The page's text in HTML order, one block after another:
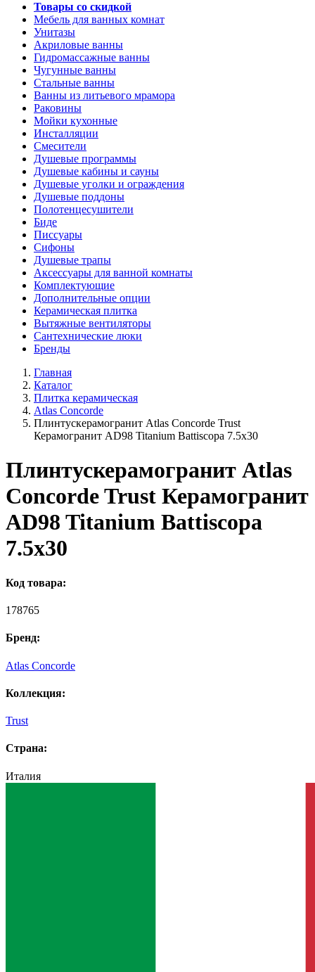
Товары со скидкой
Мебель для ванных комнат
Унитазы
Акриловые ванны
Гидромассажные ванны
Чугунные ванны
Стальные ванны
Ванны из литьевого мрамора
Раковины
Мойки кухонные
Инсталляции
Смесители
Душевые программы
Душевые кабины и сауны
Душевые уголки и ограждения
Душевые поддоны
Полотенцесушители
Биде
Писсуары
Сифоны
Душевые трапы
Аксессуары для ванной комнаты
Комплектующие
Дополнительные опции
Керамическая плитка
Вытяжные вентиляторы
Сантехнические люки
Бренды
Главная
Каталог
Плитка керамическая
Atlas Concorde
Плинтускерамогранит Atlas Concorde Trust
Керамогранит AD98 Titanium Battiscopa 7.5x30
Плинтускерамогранит Atlas
Concorde Trust Керамогранит
AD98 Titanium Battiscopa
7.5x30
Код товара:
178765
Бренд:
Atlas Concorde
Коллекция:
Trust
Страна:
Италия